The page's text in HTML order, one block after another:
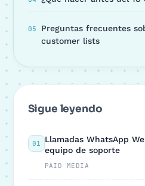
Preguntas frecuentes
customer lists
Sigue leyendo
01 Llamadas WhatsApp
equipo de soporte
PAID MEDIA